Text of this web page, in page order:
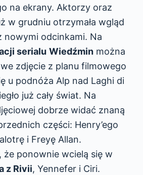
na ekrany. Aktorzy oraz
w grudniu otrzymała wgląd
nowymi odcinkami. Na
serialu Wiedźminmożna
zdjęcie z planu filmowego
u podnóża Alp nad Laghi di
już cały świat. Na
dobrze widać znaną
części: Henry’ego
i Freyę Allan.
że ponownie wcielą się w
z Rivii, Yennefer i Ciri.